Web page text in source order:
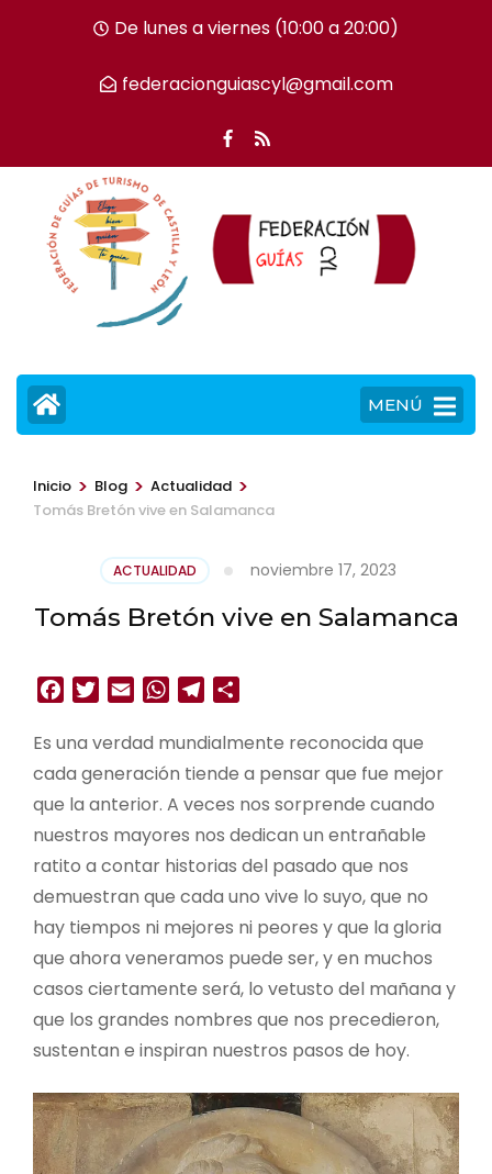
tecla
De lunes a viernes (10:00 a 20:00)
federacionguiascyl@gmail.com
MENÚ
Inicio > Blog > Actualidad >
Tomás Bretón vive en Salamanca
ACTUALIDAD noviembre 17, 2023
Tomás Bretón vive en Salamanca
Facebook
Twitter
Email WhatsAppTelegram
Es una verdad mundialmente reconocida que
cada generación tiende a pensar que fue mejor
que la anterior. A veces nos sorprende cuando
nuestros mayores nos dedican un entrañable
ratito a contar historias del pasado que nos
demuestran que cada uno vive lo suyo, que no
hay tiempos ni mejores ni peores y que la gloria
que ahora veneramos puede ser, y en muchos
casos ciertamente será, lo vetusto del mañana y
que los grandes nombres que nos precedieron,
sustentan e inspiran nuestros pasos de hoy.